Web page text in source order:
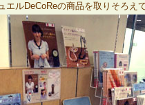
エルDeCoReの商品を取りそろえ